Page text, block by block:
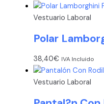
Vestuario Laboral
Polar
38,40€ IVA Incluido
Vestuario Laboral